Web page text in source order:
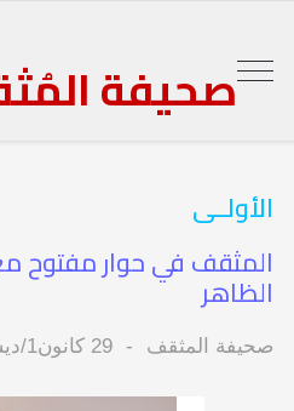
صحيفة
الأولــى
المثقف في حوار مفتوح
الظاهر
صحيفة المثقف 29 كانون1/ديسمبر 2012